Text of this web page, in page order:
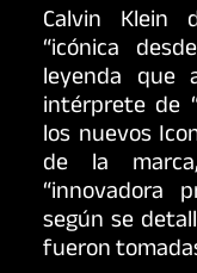
Calvin Klein
“icónica
leyenda que
intérprete de
los nuevos
de la
“innovadora
según se
fueron